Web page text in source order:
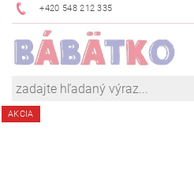
+420 548 212 335
AKCIA